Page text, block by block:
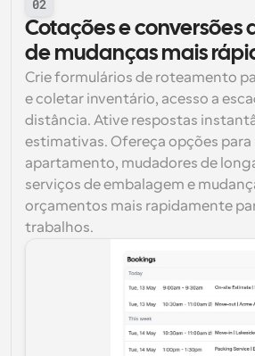
02
Cotações e conversões
de mudanças mais
Crie formulários de roteamento
e coletar inventário, acesso a
distância. Ative respostas
estimativas. Ofereça opções para
apartamento, mudadores de
serviços de embalagem e
orçamentos mais rapidamente
trabalhos.